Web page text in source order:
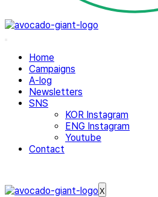
Home
Campaigns
A-log
Newsletters
SNS
KOR Instagram
ENG Instagram
Youtube
Contact
X